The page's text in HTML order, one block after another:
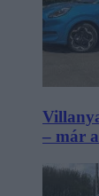
– már